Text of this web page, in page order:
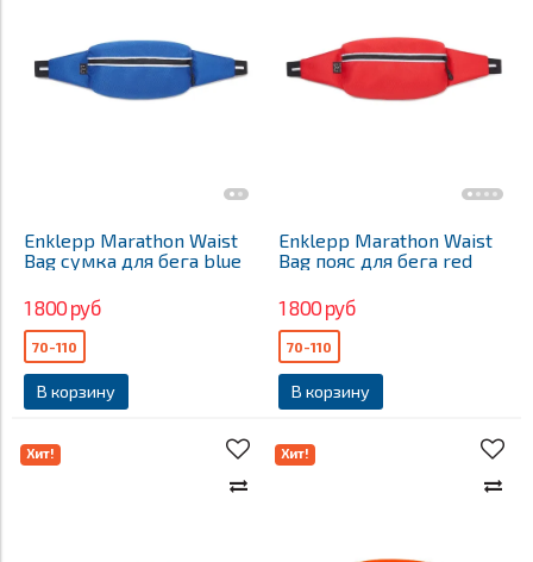
Enklepp Marathon Waist
Bag сумка для бега blue
1 800 руб
В корзину
70-110
Enklepp Marathon Waist
Bag пояс для бега red
1 800 руб
В корзину
70-110
Хит! Хит!